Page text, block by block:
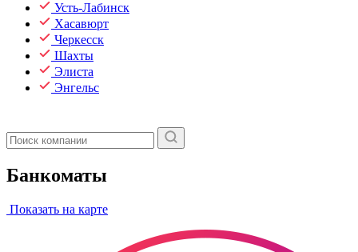
Усть-Лабинск
Хасавюрт
Черкесск
Шахты
Элиста
Энгельс
Банкоматы
Показать на карте